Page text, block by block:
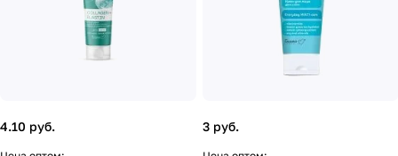
4.10 руб. 3 руб.